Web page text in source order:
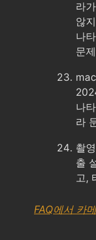
라
않
나
문
나
라
촬
출
고,
FAQ에서 카